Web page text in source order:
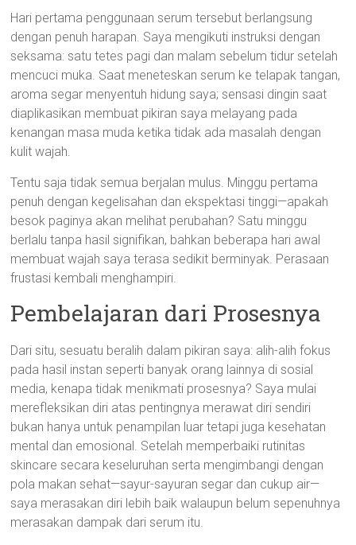
Hari pertama penggunaan serum tersebut berlangsung
dengan penuh harapan. Saya mengikuti instruksi dengan
seksama: satu tetes pagi dan malam sebelum tidur setelah
mencuci muka. Saat meneteskan serum ke telapak tangan,
aroma segar menyentuh hidung saya; sensasi dingin saat
diaplikasikan membuat pikiran saya melayang pada
kenangan masa muda ketika tidak ada masalah dengan
kulit wajah.
Tentu saja tidak semua berjalan mulus. Minggu pertama
penuh dengan kegelisahan dan ekspektasi tinggi—apakah
besok paginya akan melihat perubahan? Satu minggu
berlalu tanpa hasil signifikan, bahkan beberapa hari awal
membuat wajah saya terasa sedikit berminyak. Perasaan
frustasi kembali menghampiri.
Pembelajaran dari Prosesnya
Dari situ, sesuatu beralih dalam pikiran saya: alih-alih fokus
pada hasil instan seperti banyak orang lainnya di sosial
media, kenapa tidak menikmati prosesnya? Saya mulai
merefleksikan diri atas pentingnya merawat diri sendiri
bukan hanya untuk penampilan luar tetapi juga kesehatan
mental dan emosional. Setelah memperbaiki rutinitas
skincare secara keseluruhan serta mengimbangi dengan
pola makan sehat—sayur-sayuran segar dan cukup air—
saya merasakan diri lebih baik walaupun belum sepenuhnya
merasakan dampak dari serum itu.